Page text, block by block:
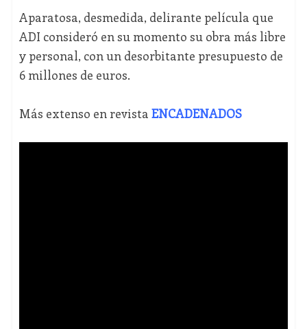
Aparatosa, desmedida, delirante película que
ADI consideró en su momento su obra más libre
y personal, con un desorbitante presupuesto de
6 millones de euros.
Más extenso en revista ENCADENADOS